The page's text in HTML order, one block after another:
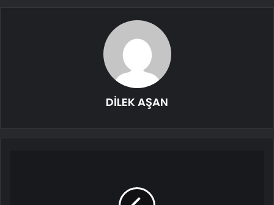
DİLEK AŞAN